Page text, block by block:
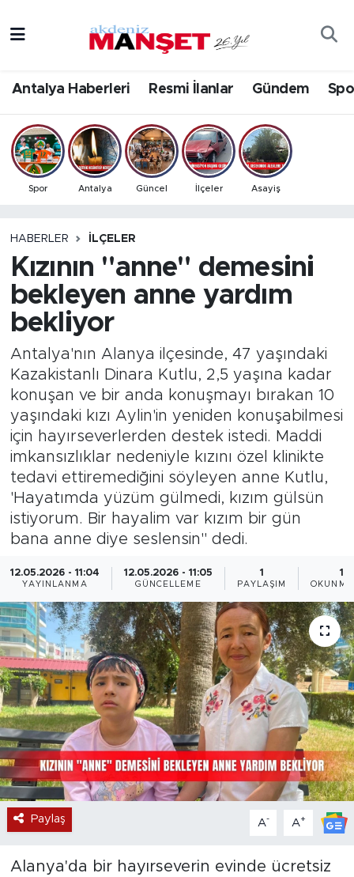
Antalya Haberleri Resmi İlanlar Gündem
Spor Antalya Güncel İlçeler Asayiş
HABERLER İLÇELER
Kızının "anne" demesini
bekleyen anne yardım
bekliyor
Antalya'nın Alanya ilçesinde, 47 yaşındaki
Kazakistanlı Dinara Kutlu, 2,5 yaşına kadar
konuşan ve bir anda konuşmayı bırakan 10
yaşındaki kızı Aylin'in yeniden konuşabilmesi
için hayırseverlerden destek istedi. Maddi
imkansızlıklar nedeniyle kızını özel klinikte
tedavi ettiremediğini söyleyen anne Kutlu,
'Hayatımda yüzüm gülmedi, kızım gülsün
istiyorum. Bir hayalim var kızım bir gün
bana anne diye seslensin'' dedi.
12.05.2026 - 11:04
YAYINLANMA
12.05.2026 - 11:05
GÜNCELLEME
1
PAYLAŞIM
1
Paylaş A- A+
Alanya'da bir hayırseverin evinde ücretsiz
Bilim & Teknoloji
Eğitim
Ekonomi
Gündem
İlçeler
Magazin
Özel Haber
Politika
Resmi İlanlar
Sağlık
Spor
Turizm
Antalya Hava Durumu
Antalya Namaz Vakitleri
Antalya Trafik Yoğunluk Haritası
Tüm Manşetler
Son Dakika Haberleri